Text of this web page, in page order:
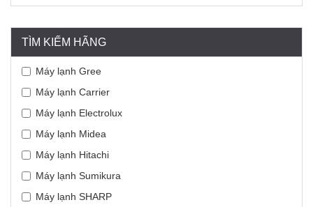
TÌM KIẾM HÃNG
Máy lạnh Gree
Máy lạnh Carrier
Máy lạnh Electrolux
Máy lạnh Midea
Máy lạnh Hitachi
Máy lạnh Sumikura
Máy lạnh SHARP